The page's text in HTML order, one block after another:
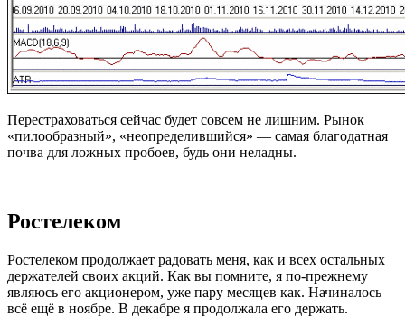
Перестраховаться сейчас будет совсем не лишним. Рынок
«пилообразный», «неопределившийся» — самая благодатная
почва для ложных пробоев, будь они неладны.
Ростелеком
Ростелеком продолжает радовать меня, как и всех остальных
держателей своих акций. Как вы помните, я по-прежнему
являюсь его акционером, уже пару месяцев как. Начиналось
всё ещё в ноябре. В декабре я продолжала его держать.